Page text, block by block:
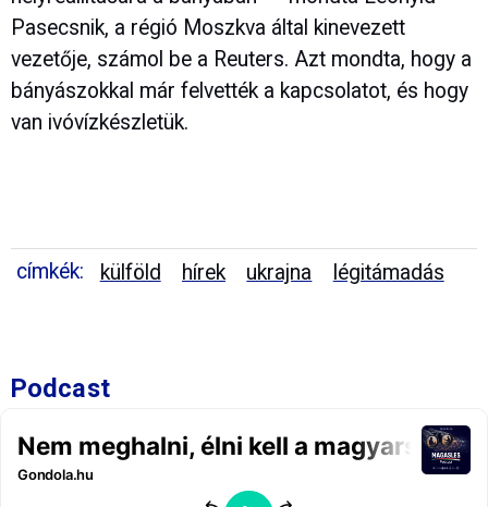
Pasecsnik, a régió Moszkva által kinevezett
vezetője, számol be a Reuters. Azt mondta, hogy a
bányászokkal már felvették a kapcsolatot, és hogy
van ivóvízkészletük.
címkék: külföld hírek ukrajna légitámadás
Podcast